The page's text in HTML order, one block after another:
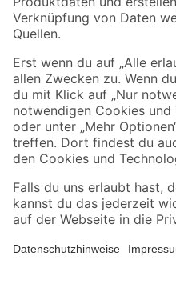
Sicher einkaufen
Jetzt die toom-App
Alle Preisangaben in EUR inkl. gesetzl.
Umständen nicht in allen Märkten verfügbar.
Produkte nur solange der Vorrat reicht.
*Paketversand ab 59 € versandkostenfrei,